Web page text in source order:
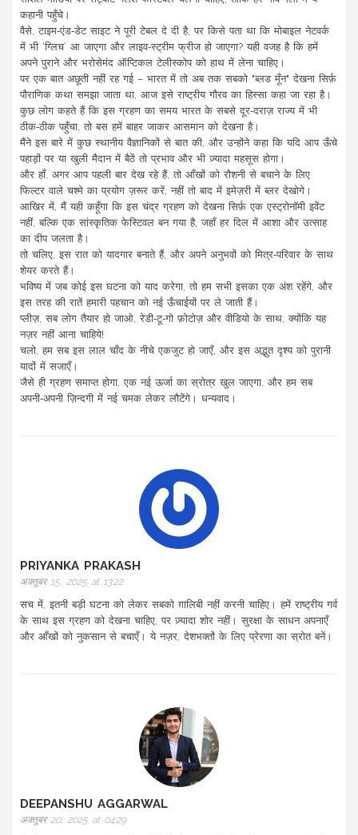
कहानी पहुँचे।
वैसे, टाइम‑एंड‑डेट साइट ने पूरी टेबल दे दी है, पर किसे पता था कि मोबाइल नेटवर्क
में भी ‘ग्लिच’ आ जाएगा और लाइव‑स्ट्रीम फ्रीज हो जाएगा? यही वजह है कि हमें
अपने पुराने और भरोसेमंद ऑप्टिकल टेलीस्कोप को हाथ में लेना चाहिए।
पर एक बात अछूती नहीं रह गई – भारत में तो अब तक सबको "ब्लड मूँन" देखना सिर्फ़
पौराणिक कथा समझा जाता था, आज इसे राष्ट्रीय गौरव का हिस्सा कहा जा रहा है।
कुछ लोग कहते हैं कि इस ग्रहण का समय भारत के सबसे दूर‑दराज़ राज्य में भी
ठीक‑ठीक पहुँचा, तो बस हमें बाहर जाकर आसमान को देखना है।
मैंने इस बारे में कुछ स्थानीय वैज्ञानिकों से बात की, और उन्होंने कहा कि यदि आप ऊँचे
पहाड़ों पर या खुली मैदान में बैठें तो प्रभाव और भी ज़्यादा महसूस होगा।
और हाँ, अगर आप पहली बार देख रहे हैं, तो आँखों को रौशनी से बचाने के लिए
फिल्टर वाले चश्मे का प्रयोग ज़रूर करें, नहीं तो बाद में इमेज़री में ब्लर देखोगे।
आखिर में, मैं यही कहूँगा कि इस चंद्र ग्रहण को देखना सिर्फ़ एक एस्ट्रोनॉमी इवेंट
नहीं, बल्कि एक सांस्कृतिक फेस्टिवल बन गया है, जहाँ हर दिल में आशा और उत्साह
का दीप जलता है।
तो चलिए, इस रात को यादगार बनाते हैं, और अपने अनुभवों को मित्र‑परिवार के साथ
शेयर करते हैं।
भविष्य में जब कोई इस घटना को याद करेगा, तो हम सभी इसका एक अंश रहेंगे, और
इस तरह की रातें हमारी पहचान को नई ऊँचाईयों पर ले जाती हैं।
प्लीज़, सब लोग तैयार हो जाओ, रेडी‑टू‑गो फ़ोटोज़ और वीडियो के साथ, क्योंकि यह
नज़र नहीं आना चाहिये!
चलो, हम सब इस लाल चाँद के नीचे एकजुट हो जाएँ, और इस अद्भुत दृश्य को पुरानी
यादों में सजाएँ।
जैसे ही ग्रहण समाप्त होगा, एक नई ऊर्जा का स्रोत्र खुल जाएगा, और हम सब
अपनी‑अपनी ज़िन्दगी में नई चमक लेकर लौटेंगे। धन्यवाद।
PRIYANKA PRAKASH
अक्तूबर 15, 2025 at 13:22
सच में, इतनी बड़ी घटना को लेकर सबको ग़ालिबी नहीं करनी चाहिए। हमें राष्ट्रीय गर्व
के साथ इस ग्रहण को देखना चाहिए, पर ज़्यादा शोर नहीं। सुरक्षा के साधन अपनाएँ
और आँखों को नुकसान से बचाएँ। ये नज़र, देशभक्तों के लिए प्रेरणा का स्रोत बनें।
DEEPANSHU AGGARWAL
अक्तूबर 20, 2025 at 04:29